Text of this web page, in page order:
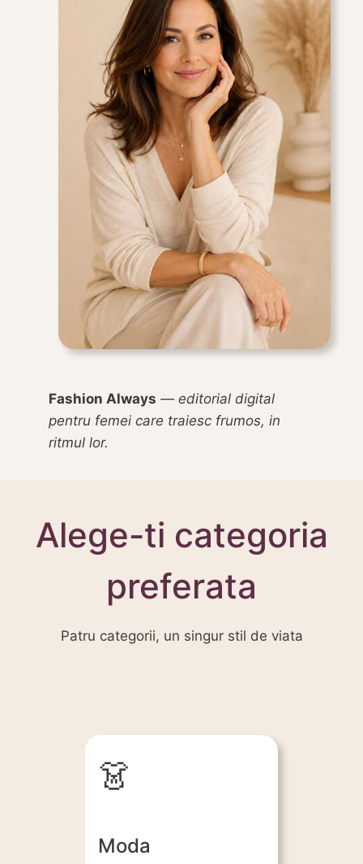
Fashion Always — editorial digital
pentru femei care traiesc frumos, in
ritmul lor.
Alege-ti categoria
preferata
Patru categorii, un singur stil de viata
👗
Moda